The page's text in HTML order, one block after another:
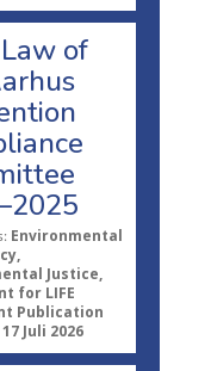
of
Environmental
Justice,
for LIFE
Publication
17 Juli 2026